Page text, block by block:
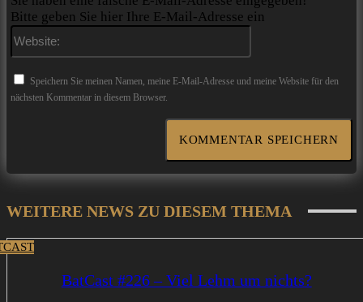
Bitte geben Sie hier Ihre E-Mail-Adresse ein
Speichern Sie meinen Namen, meine E-Mail-Adresse und meine Website für den
nächsten Kommentar in diesem Browser.
WEITERE NEWS ZU DIESEM THEMA
BatCast #226 – Viel Lehm um nichts?